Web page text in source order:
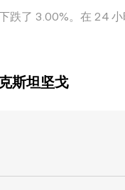
跌了 3.00%。在 24
斯坦坚戈